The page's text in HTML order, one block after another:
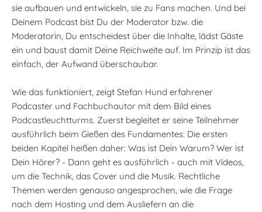
sie aufbauen und entwickeln, sie zu Fans machen. Und bei
Deinem Podcast bist Du der Moderator bzw. die
Moderatorin, Du entscheidest über die Inhalte, lädst Gäste
ein und baust damit Deine Reichweite auf. Im Prinzip ist das
einfach, der Aufwand überschaubar.
Wie das funktioniert, zeigt Stefan Hund erfahrener
Podcaster und Fachbuchautor mit dem Bild eines
Podcastleuchtturms. Zuerst begleitet er seine Teilnehmer
ausführlich beim Gießen des Fundamentes: Die ersten
beiden Kapitel heißen daher: Was ist Dein Warum? Wer ist
Dein Hörer? - Dann geht es ausführlich - auch mit Videos,
um die Technik, das Cover und die Musik. Rechtliche
Themen werden genauso angesprochen, wie die Frage
nach dem Hosting und dem Ausliefern an die